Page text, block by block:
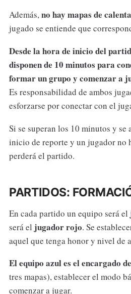
Además,no hay mapas de
jugado se entiende que
Desde la hora de inicio del
disponen de 10 minutos para
formar un grupo y comenzar a
Es responsabilidad de ambos
esforzarse por conectar con el
Si se superan los 10 minutos y se
inicio de reporte y un jugador no
perderá el partido.
PARTIDOS:
En cada partido un equipo será el
será el jugador rojo. Se
aquel que tenga honor y nivel de
El equipo azul es el encargado
tres mapas), establecer el modo
comenzar a jugar.